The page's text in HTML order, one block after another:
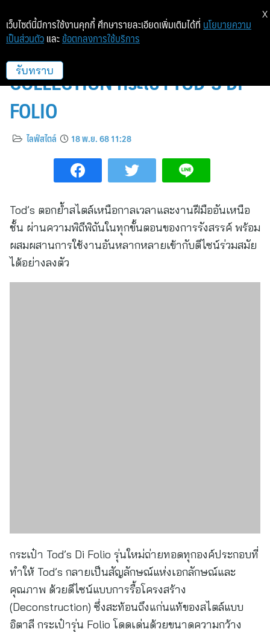
FALL/WINTER 2025-26
COLLECTION กระเป๋า TOD’S DI
FOLIO
ไลฟ์สไตล์ 18 พ.ย. 68 11:28
Tod’s ตอกย้ำสไตล์เหนือกาลเวลาและงานฝีมืออันเหนือ
ชั้น ผ่านความพิถีพิถันในทุกขั้นตอนของการรังสรรค์ พร้อม
ผสมผสานการใช้งานอันหลากหลายเข้ากับดีไซน์ร่วมสมัย
ได้อย่างลงตัว
กระเป๋า Tod’s Di Folio รุ่นใหม่ถ่ายทอดทุกองค์ประกอบที่
ทำให้ Tod’s กลายเป็นสัญลักษณ์แห่งเอกลักษณ์และ
คุณภาพ ด้วยดีไซน์แบบการรื้อโครงสร้าง
(Deconstruction) ซึ่งสะท้อนถึงแก่นแท้ของสไตล์แบบ
อิตาลี กระเป๋ารุ่น Folio โดดเด่นด้วยขนาดความกว้าง
เว็บไซต์นี้มีการใช้งานคุกกี้ ศึกษารายละเอียดเพิ่มเติมได้ที่ นโยบายความ
เป็นส่วนตัว และ ข้อตกลงการใช้บริการ
รับทราบ
X